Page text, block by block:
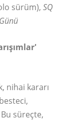
sürüm), SQ
nihai kararı
süreçte,